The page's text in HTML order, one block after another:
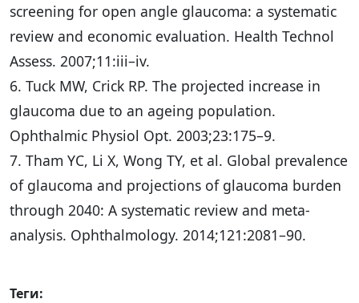
screening for open angle glaucoma: a systematic
review and economic evaluation. Health Technol
Assess. 2007;11:iii–iv.
6. Tuck MW, Crick RP. The projected increase in
glaucoma due to an ageing population.
Ophthalmic Physiol Opt. 2003;23:175–9.
7. Tham YC, Li X, Wong TY, et al. Global prevalence
of glaucoma and projections of glaucoma burden
through 2040: A systematic review and meta-
analysis. Ophthalmology. 2014;121:2081–90.
Теги: